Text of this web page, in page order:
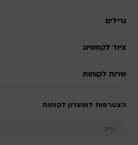
גרילים
ציוד לקמפינג
שרות לקוחות
הצטרפות למועדון לקוחות